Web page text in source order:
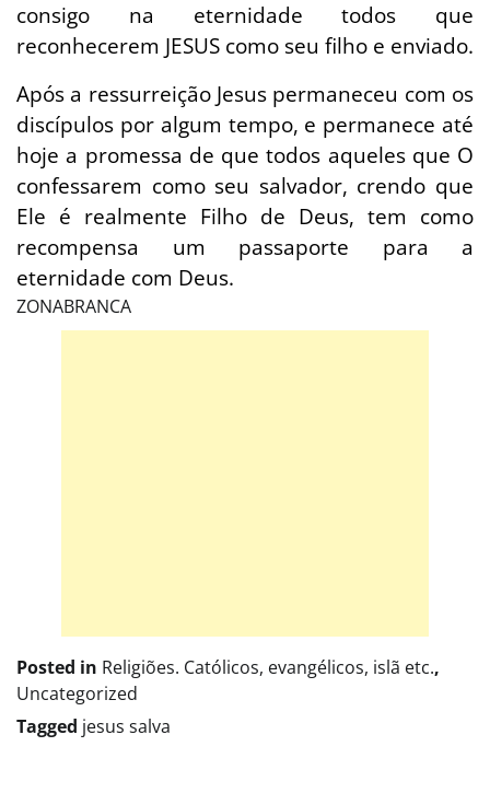
consigo na eternidade todos que
reconhecerem JESUS como seu filho e enviado.
Após a ressurreição Jesus permaneceu com os
discípulos por algum tempo, e permanece até
hoje a promessa de que todos aqueles que O
confessarem como seu salvador, crendo que
Ele é realmente Filho de Deus, tem como
recompensa um passaporte para a
eternidade com Deus.
ZONABRANCA
Posted in Religiões. Católicos, evangélicos, islã etc.,
Uncategorized
Tagged jesus salva